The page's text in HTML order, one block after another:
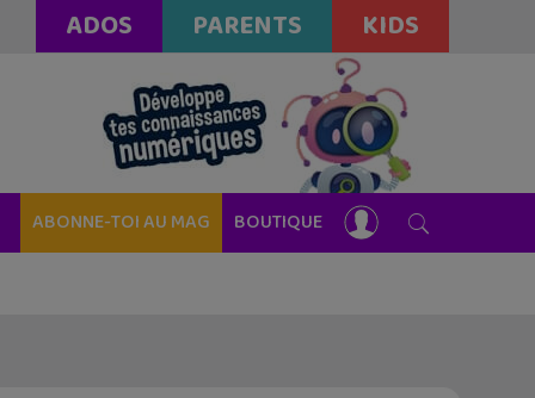
ADOS PARENTS KIDS
ABONNE-TOI AU MAG BOUTIQUE